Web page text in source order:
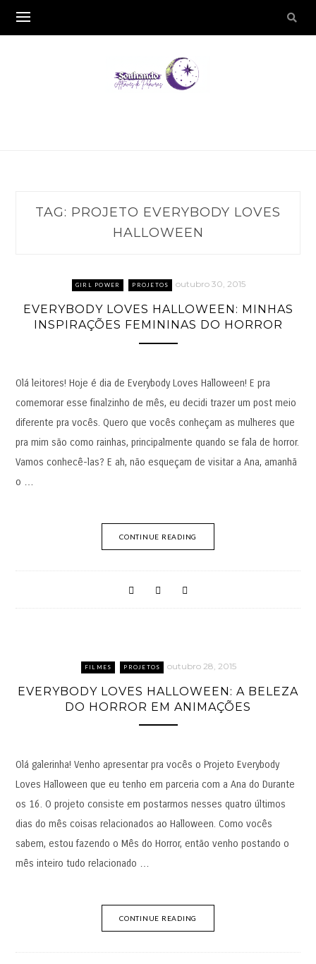
TAG: PROJETO EVERYBODY LOVES
HALLOWEEN
GIRL POWER PROJETOS outubro 30, 2015
EVERYBODY LOVES HALLOWEEN: MINHAS
INSPIRAÇÕES FEMININAS DO HORROR
Olá leitores! Hoje é dia de Everybody Loves Halloween! E pra
comemorar esse finalzinho de mês, eu decidi trazer um post meio
diferente pra vocês. Quero que vocês conheçam as mulheres que
pra mim são como rainhas, principalmente quando se fala de horror.
Vamos conhecê-las? E ah, não esqueçam de visitar a Ana, amanhã
o …
CONTINUE READING
FILMES PROJETOS outubro 28, 2015
EVERYBODY LOVES HALLOWEEN: A BELEZA
DO HORROR EM ANIMAÇÕES
Olá galerinha! Venho apresentar pra vocês o Projeto Everybody
Loves Halloween que eu tenho em parceria com a Ana do Durante
os 16. O projeto consiste em postarmos nesses quatro últimos
dias do mês coisas relacionados ao Halloween. Como vocês
sabem, estou fazendo o Mês do Horror, então venho postando o
mês inteiro tudo relacionado …
CONTINUE READING